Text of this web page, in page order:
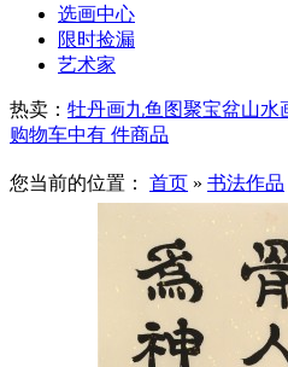
选画中心
限时捡漏
艺术家
热卖： 牡丹画九鱼图聚宝盆山水
购物车中有 件商品
您当前的位置： 首页 » 书法作品